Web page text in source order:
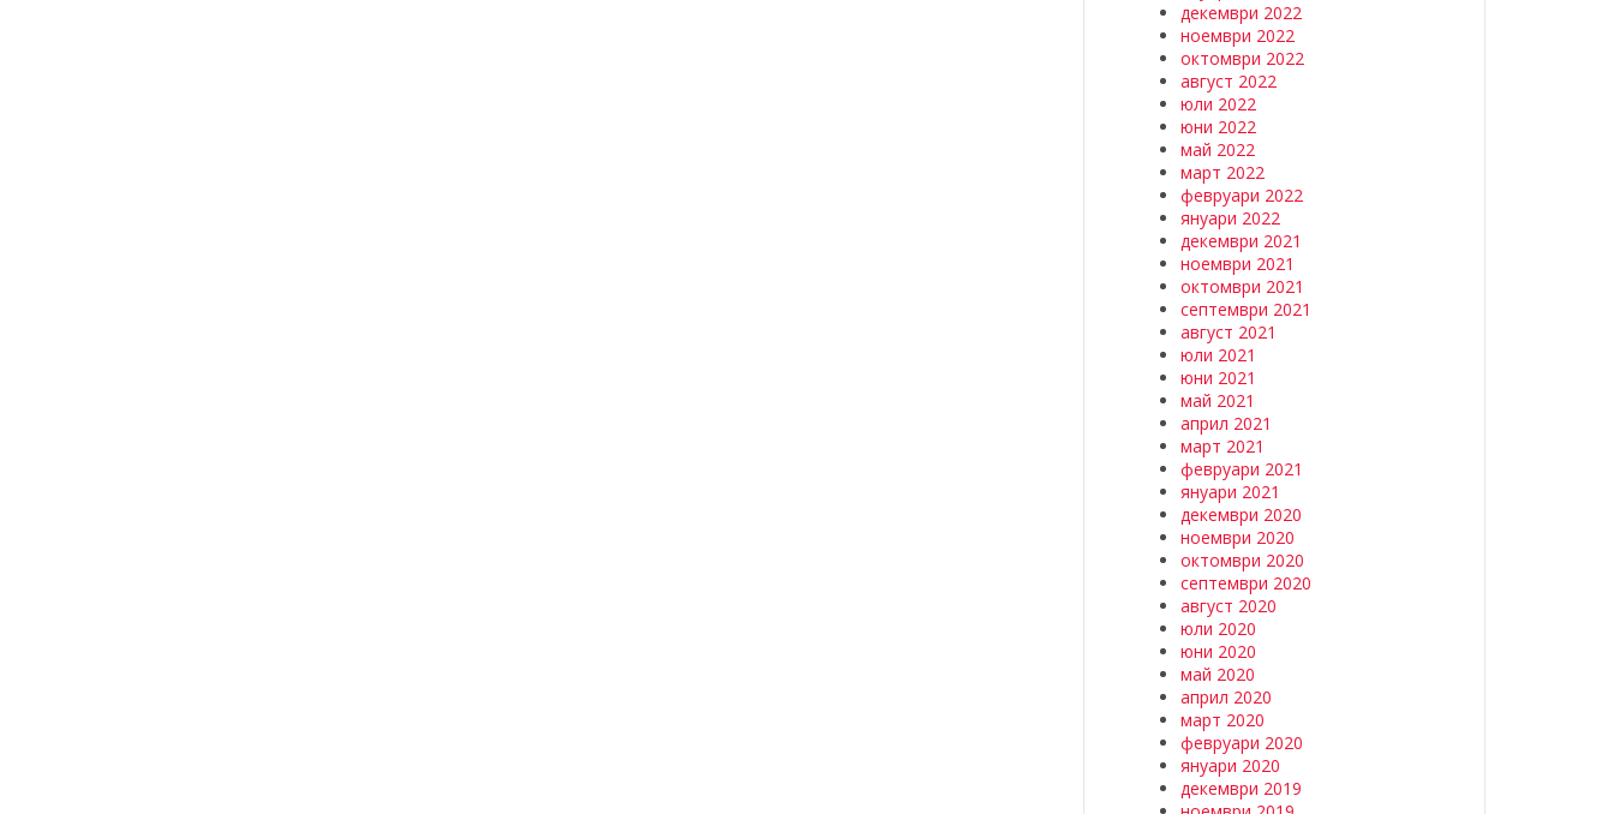
декември 2022
ноември 2022
октомври 2022
август 2022
юли 2022
юни 2022
май 2022
март 2022
февруари 2022
януари 2022
декември 2021
ноември 2021
октомври 2021
септември 2021
август 2021
юли 2021
юни 2021
май 2021
април 2021
март 2021
февруари 2021
януари 2021
декември 2020
ноември 2020
октомври 2020
септември 2020
август 2020
юли 2020
юни 2020
май 2020
април 2020
март 2020
февруари 2020
януари 2020
декември 2019